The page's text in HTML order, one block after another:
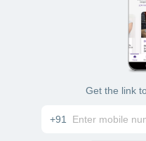
Get the link
+91